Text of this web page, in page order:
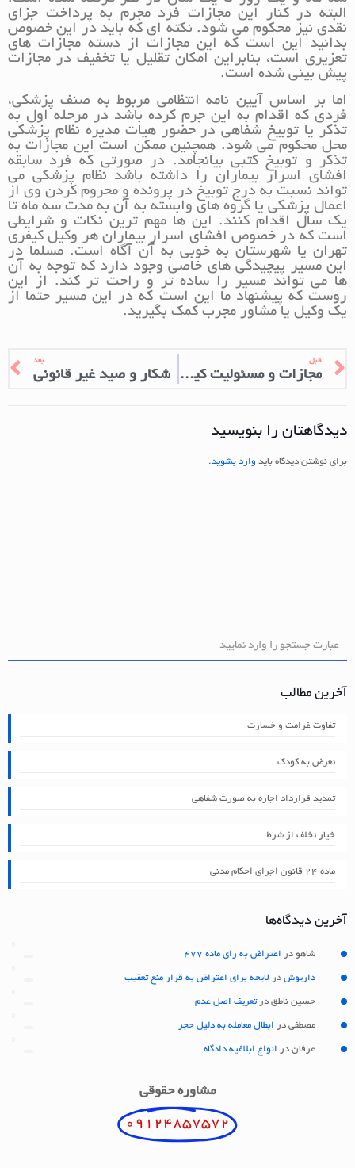
البته در کنار این مجازات فرد مجرم به پرداخت جزای
نقدی نیز محکوم می شود. نکته ای که باید در این خصوص
بدانید این است که این مجازات از دسته مجازات های
تعزیری است، بنابراین امکان تقلیل یا تخفیف در مجازات
پیش بینی شده است.
اما بر اساس آیین نامه انتظامی مربوط به صنف پزشکی،
فردی که اقدام به این جرم کرده باشد در مرحله اول به
تذکر یا توبیخ شفاهی در حضور هیات مدیره نظام پزشکی
محل محکوم می شود. همچنین ممکن است این مجازات به
تذکر و توبیخ کتبی بیانجامد. در صورتی که فرد سابقه
افشای اسرار بیماران را داشته باشد نظام پزشکی می
تواند نسبت به درج توبیخ در پرونده و محروم کردن وی از
اعمال پزشکی یا گروه های وابسته به آن به مدت سه ماه تا
یک سال اقدام کنند. این ها مهم ترین نکات و شرایطی
است که در خصوص افشای اسرار بیماران هر وکیل کیفری
تهران یا شهرستان به خوبی به آن آگاه است. مسلما در
این مسیر پیچیدگی های خاصی وجود دارد که توجه به آن
ها می تواند مسیر را ساده تر و راحت تر کند. از این
روست که پیشنهاد ما این است که در این مسیر حتما از
یک وکیل یا مشاور مجرب کمک بگیرید.
قبل
مجازات و مسئولیت کیفری فرد مجنون
بعد
شکار و صید غیر قانونی
دیدگاهتان را بنویسید
برای نوشتن دیدگاه باید وارد بشوید.
آخرین مطالب
تفاوت غرامت و خسارت
تعرض به کودک
تمدید قرارداد اجاره به صورت شفاهی
خیار تخلف از شرط
ماده ۲۴ قانون اجرای احکام مدنی
آخرین دیدگاه‌ها
شاهو در اعتراض به رای ماده 477
داریوش در لایحه برای اعتراض به قرار منع تعقیب
حسین ناطق درتعریف اصل عدم
مصطفی در ابطال معامله به دلیل حجر
عرفان در انواع ابلاغیه دادگاه
مشاوره حقوقی
09124857572